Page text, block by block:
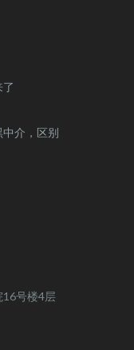
介，区别
16号楼4层